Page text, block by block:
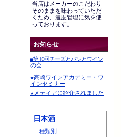
当店はメーカーのこだわり
そのままを味わっていただ
くため、温度管理に気を使
っております。
お知らせ
■第10回チーズとパンとワイン
の会
★高崎ワインアカデミー・ワ
インセミナー
★メディアに紹介されました
日本酒
種類別